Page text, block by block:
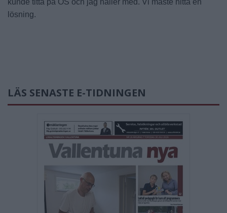
kunde titta på OS och jag håller med. Vi måste hitta en
lösning.
LÄS SENASTE E-TIDNINGEN